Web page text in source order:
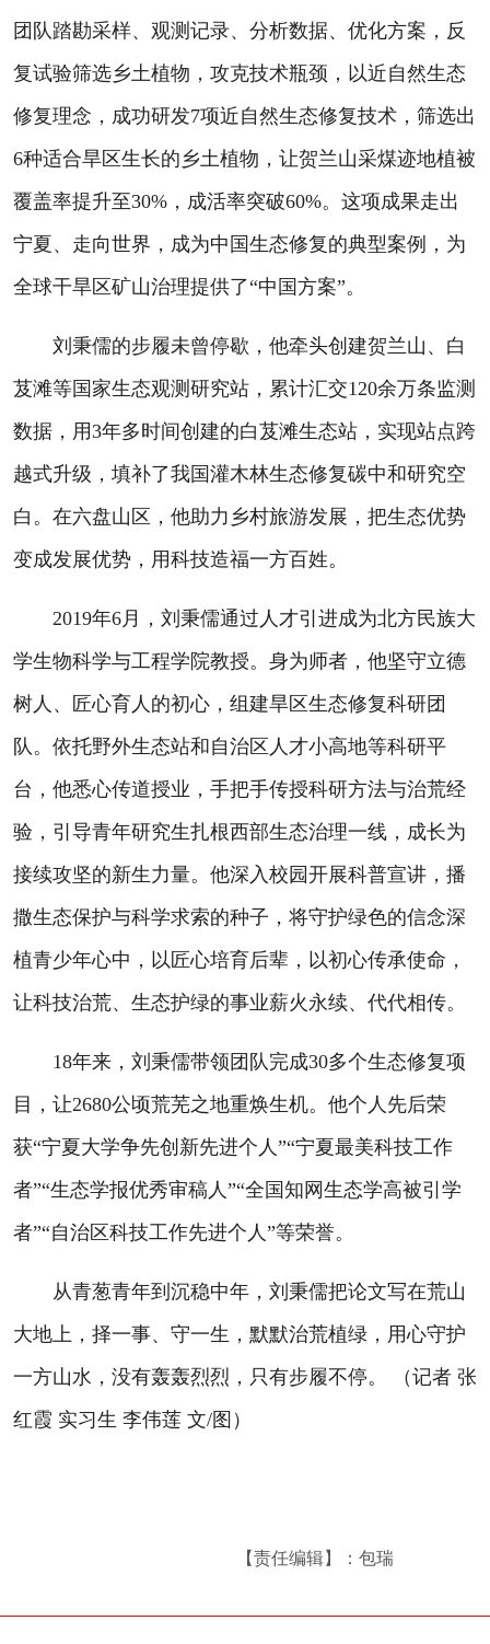
团队踏勘采样、观测记录、分析数据、优化方案，反
复试验筛选乡土植物，攻克技术瓶颈，以近自然生态
修复理念，成功研发7项近自然生态修复技术，筛选出
6种适合旱区生长的乡土植物，让贺兰山采煤迹地植被
覆盖率提升至30%，成活率突破60%。这项成果走出
宁夏、走向世界，成为中国生态修复的典型案例，为
全球干旱区矿山治理提供了“中国方案”。
刘秉儒的步履未曾停歇，他牵头创建贺兰山、白
芨滩等国家生态观测研究站，累计汇交120余万条监测
数据，用3年多时间创建的白芨滩生态站，实现站点跨
越式升级，填补了我国灌木林生态修复碳中和研究空
白。在六盘山区，他助力乡村旅游发展，把生态优势
变成发展优势，用科技造福一方百姓。
2019年6月，刘秉儒通过人才引进成为北方民族大
学生物科学与工程学院教授。身为师者，他坚守立德
树人、匠心育人的初心，组建旱区生态修复科研团
队。依托野外生态站和自治区人才小高地等科研平
台，他悉心传道授业，手把手传授科研方法与治荒经
验，引导青年研究生扎根西部生态治理一线，成长为
接续攻坚的新生力量。他深入校园开展科普宣讲，播
撒生态保护与科学求索的种子，将守护绿色的信念深
植青少年心中，以匠心培育后辈，以初心传承使命，
让科技治荒、生态护绿的事业薪火永续、代代相传。
18年来，刘秉儒带领团队完成30多个生态修复项
目，让2680公顷荒芜之地重焕生机。他个人先后荣
获“宁夏大学争先创新先进个人”“宁夏最美科技工作
者”“生态学报优秀审稿人”“全国知网生态学高被引学
者”“自治区科技工作先进个人”等荣誉。
从青葱青年到沉稳中年，刘秉儒把论文写在荒山
大地上，择一事、守一生，默默治荒植绿，用心守护
一方山水，没有轰轰烈烈，只有步履不停。 （记者 张
红霞 实习生 李伟莲 文/图）
【责任编辑】：包瑞